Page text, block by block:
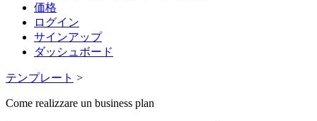
価格
ログイン
サインアップ
ダッシュボード
テンプレート >
Come realizzare un business plan